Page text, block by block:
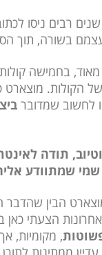
בשורה, תוך
בחמישה
הקולות.
לחשוב שמדובר
תודה
שמי שמתוודע
הבין
הצעתי
, מקומיות,